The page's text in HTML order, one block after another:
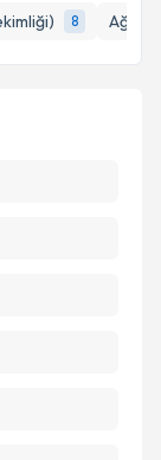
8 Ağız,
belirtilen